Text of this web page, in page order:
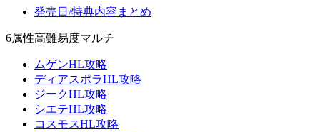
発売日/特典内容まとめ
6属性高難易度マルチ
ムゲンHL攻略
ディアスポラHL攻略
ジークHL攻略
シエテHL攻略
コスモスHL攻略